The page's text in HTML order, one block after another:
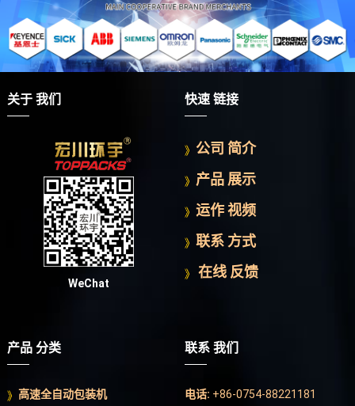
关于 我们
WeChat
快速 链接
公司 简介
产品 展示
运作 视频
联系 方式
在线 反馈
产品 分类
高速全自动包装机
联系 我们
电话: +86-0754-88221181